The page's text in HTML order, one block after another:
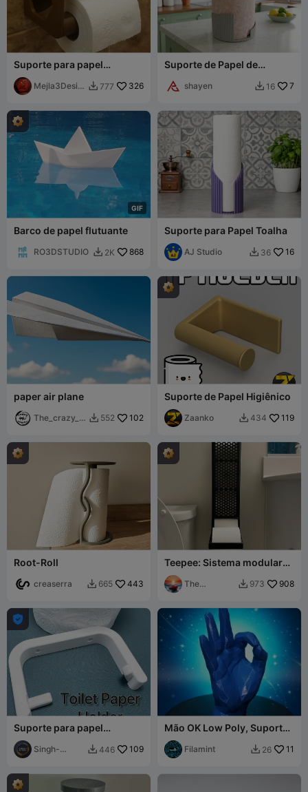
Suporte para papel
higiênico
Mejla3Desig
 777 326
Suporte de Papel de
shayen  16 7
GIF
Barco de papel flutuante
RO3DSTUDIO  2K 868
Suporte para Papel Toalha
AJ Studio  36 16
paper air plane
The_crazy_c
 552 102
Suporte de Papel Higiênico
Zaanko  434 119
Root-Roll
creaserra  665 443
Teepee: Sistema modular
de prevenção de crises em
casas de banho
The
 973 908

Suporte para papel
higiênico
Singh-
 446 109
Mão OK Low Poly, Suporte
de Anéis, Peso de Papel
Decorativo
Filamint  26 11